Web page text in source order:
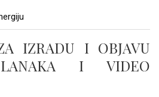
IZRADU I OBJAVU
I VIDEO